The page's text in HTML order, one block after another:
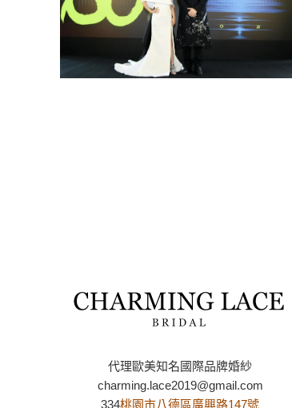
代理歐美知名國際品牌婚紗
charming.lace2019@gmail.com
334桃園市八德區廣興路147號